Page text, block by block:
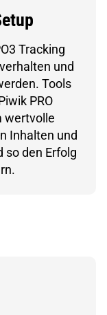
Tracking
und
Tools
PRO
wertvolle
Inhalten und
so den Erfolg